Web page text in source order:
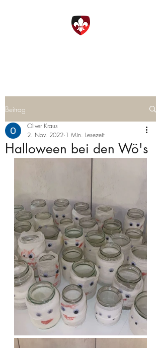
Beitrag
Halloween bei den Wö's
Oliver Kraus
2. Nov. 2022 1 Min. Lesezeit